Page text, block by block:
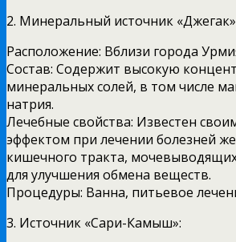
2. Минеральный источник
Расположение: Вблизи города
Состав: Содержит высокую
минеральных солей, в том числе
натрия.
Лечебные свойства: Известен
эффектом при лечении болезней
кишечного тракта,
для улучшения обмена веществ.
Процедуры: Ванна, питьевое
3. Источник «Сари-Камыш»: